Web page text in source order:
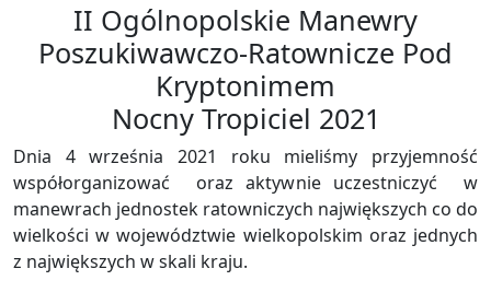
II Ogólnopolskie Manewry
Poszukiwawczo-Ratownicze Pod
Kryptonimem
Nocny Tropiciel 2021
Dnia 4 września 2021 roku mieliśmy przyjemność
współorganizować oraz aktywnie uczestniczyć w
manewrach jednostek ratowniczych największych co do
wielkości w województwie wielkopolskim oraz jednych
z największych w skali kraju.